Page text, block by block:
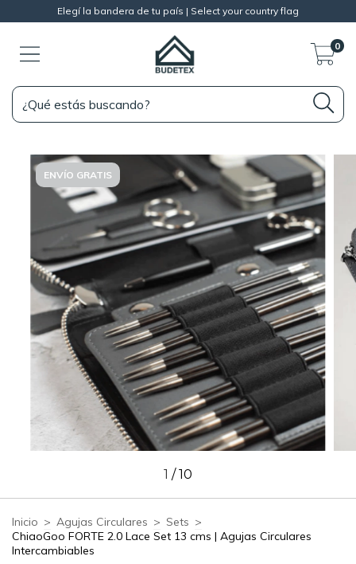
Elegí la bandera de tu país | Select your country flag
0
ENVÍO GRATIS
1 /10
Inicio > Agujas Circulares > Sets >
ChiaoGoo FORTE 2.0 Lace Set 13 cms | Agujas Circulares
Intercambiables